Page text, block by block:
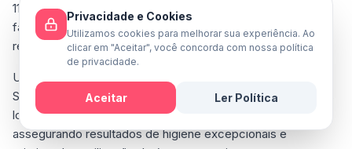
110 peças em uma única porção, tornando-a perfeita para
famílias numerosas ou para aqueles que frequentemente
recebem visitas.
Um dos principais recursos deste modelo é o modo Smart
Sensor, que detecta automaticamente o nível de sujeira nas
louças e seleciona o ciclo de higienização mais adequado,
assegurando resultados de higiene excepcionais e
Privacidade e Cookies
Utilizamos cookies para melhorar sua experiência. Ao
clicar em "Aceitar", você concorda com nossa política
de privacidade.
Aceitar
Ler Política